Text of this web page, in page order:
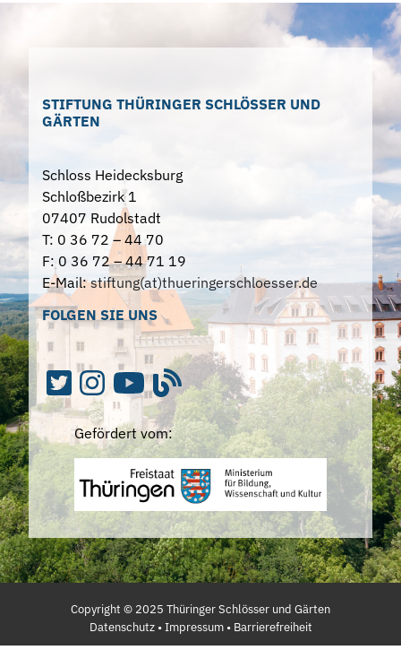
STIFTUNG THÜRINGER SCHLÖSSER UND
GÄRTEN
Schloss Heidecksburg
Schloßbezirk 1
07407 Rudolstadt
T: 0 36 72 – 44 70
F: 0 36 72 – 44 71 19
E-Mail:stiftung(at)thueringerschloesser.de
FOLGEN SIE UNS
Gefördert vom:
Copyright © 2025 Thüringer Schlösser und Gärten
Datenschutz•Impressum• Barrierefreiheit